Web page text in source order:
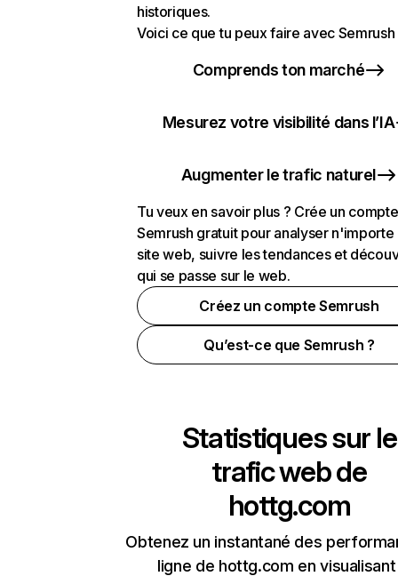
historiques.
Voici ce que tu peux faire avec Semrush
Comprends ton marché
Mesurez votre visibilité dans l’IA
Augmenter le trafic naturel
Tu veux en savoir plus ? Crée un compte
Semrush gratuit pour analyser n'importe
site web, suivre les tendances et
qui se passe sur le web.
Créez un compte Semrush
Qu’est-ce que Semrush ?
Statistiques sur le
trafic web de
hottg.com
Obtenez un instantané des
ligne de hottg.com en